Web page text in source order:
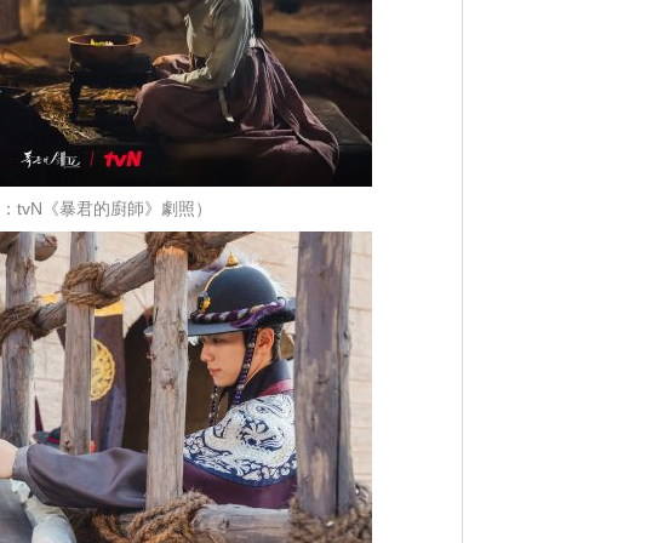
tvN《暴君的廚師》劇照）